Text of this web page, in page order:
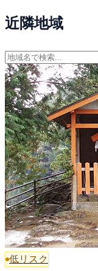
近隣地域
低リスク